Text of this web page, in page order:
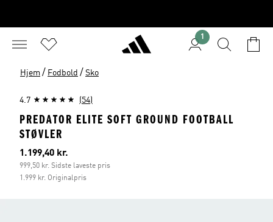
1
Hjem / Fodbold / Sko
4.7 (54)
PREDATOR ELITE SOFT GROUND FOOTBALL
STØVLER
Nuværende pris
1.199,40 kr.
999,50 kr. Sidste laveste pris
1.999 kr. Originalpris